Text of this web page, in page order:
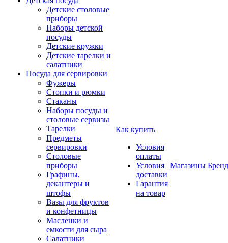
Детские столовые
приборы
Наборы детской
посуды
Детские кружки
Детские тарелки и
салатники
Посуда для сервировки
Фужеры
Стопки и рюмки
Стаканы
Наборы посуды и
столовые сервизы
Тарелки
Предметы
сервировки
Столовые
приборы
Графины,
декантеры и
штофы
Вазы для фруктов
и конфетницы
Масленки и
емкости для сыра
Салатники
Как купить
Условия
оплаты
Условия
доставки
Гарантия
на товар
Магазины